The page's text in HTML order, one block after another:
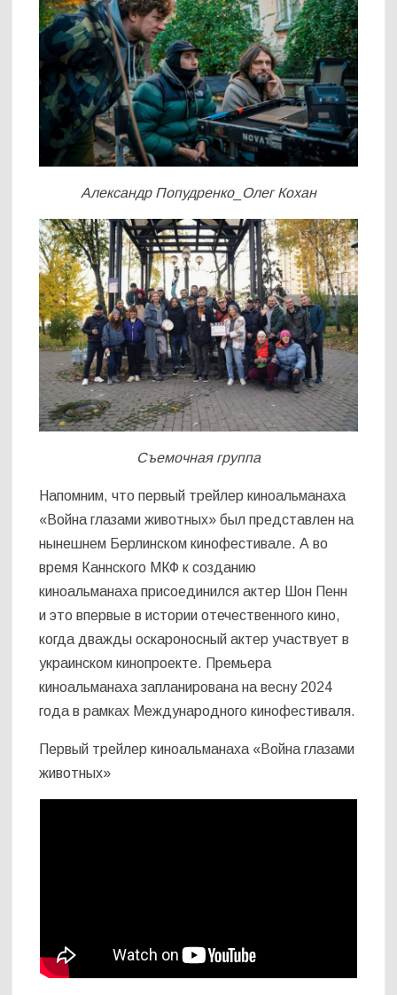
Александр Попудренко_Олег Кохан
Съемочная группа
Напомним, что первый трейлер киноальманаха
«Война глазами животных» был представлен на
нынешнем Берлинском кинофестивале. А во
время Каннского МКФ к созданию
киноальманаха присоединился актер Шон Пенн
и это впервые в истории отечественного кино,
когда дважды оскароносный актер участвует в
украинском кинопроекте. Премьера
киноальманаха запланирована на весну 2024
года в рамках Международного кинофестиваля.
Первый трейлер киноальманаха «Война глазами
животных»